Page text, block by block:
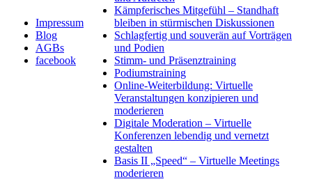
Impressum
Blog
AGBs
facebook
Kämpferisches Mitgefühl – Standhaft
bleiben in stürmischen Diskussionen
Schlagfertig und souverän auf Vorträgen
und Podien
Stimm- und Präsenztraining
Podiumstraining
Online-Weiterbildung: Virtuelle
Veranstaltungen konzipieren und
moderieren
Digitale Moderation – Virtuelle
Konferenzen lebendig und vernetzt
gestalten
Basis II „Speed“ – Virtuelle Meetings
moderieren